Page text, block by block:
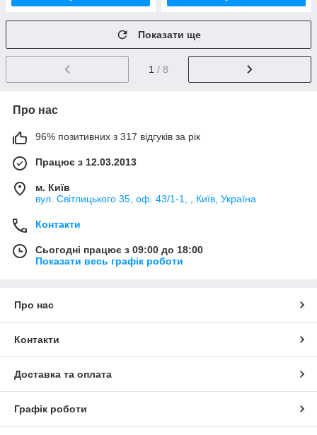
Показати ще
1 / 8
Про нас
96% позитивних з 317 відгуків за рік
Працює з 12.03.2013
м. Київ
вул. Світлицького 35, оф. 43/1-1, , Київ, Україна
Контакти
Сьогодні працює з 09:00 до 18:00
Показати весь графік роботи
Про нас
Контакти
Доставка та оплата
Графік роботи